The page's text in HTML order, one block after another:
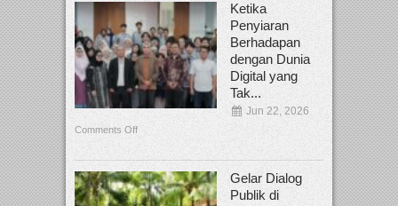
Ketika
Penyiaran
Berhadapan
dengan Dunia
Digital yang
Tak...
Jun 22, 2026
Comments Off
Gelar Dialog
Publik di